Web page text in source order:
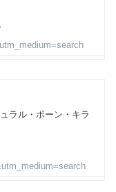
ラル・ボーン・キラ